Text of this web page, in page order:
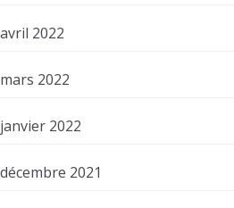
avril 2022
mars 2022
janvier 2022
décembre 2021